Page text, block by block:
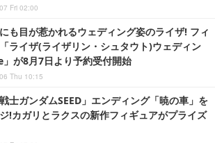
Fri 02:00
も目が惹かれるウェディング姿のライザ! フィ
ライザ(ライザリン・シュタウト)ウェディン
が8月7日より予約受付開始
Thu 10:15
戦士ガンダムSEED」エンディング「暁の車」を
!カガリとラクスの新作フィギュアがプライズ